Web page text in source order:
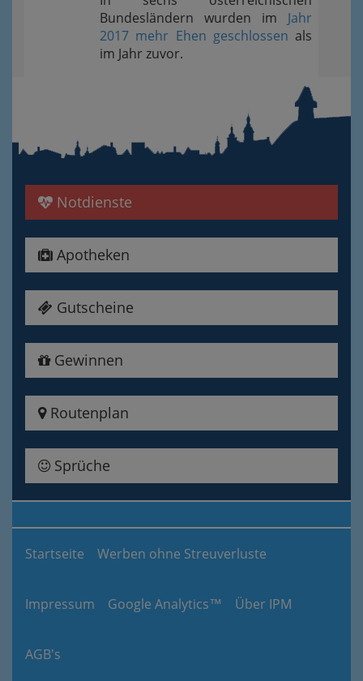
Bundesländern wurden im Jahr
2017 mehr Ehen geschlossen als
im Jahr zuvor.
Notdienste
Apotheken
Gutscheine
Gewinnen
Routenplan
Sprüche
Startseite Werben ohne Streuverluste
Impressum Google Analytics™ Über IPM
AGB's